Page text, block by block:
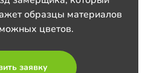
образцы материалов
цветов.
заявку